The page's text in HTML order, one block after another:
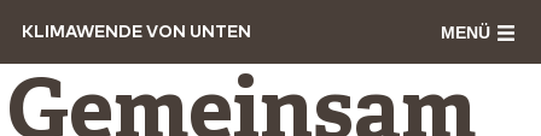
KLIMAWENDE VON UNTEN MENÜ